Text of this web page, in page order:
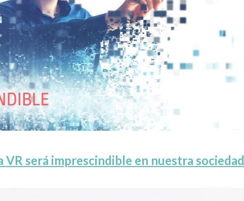
será imprescindible en nuestra sociedad